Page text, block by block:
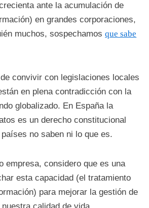
ante la acumulación de
en grandes corporaciones,
muchos, sospechamosque sabe
convivir con legislaciones locales
en plena contradicción con la
globalizado. En España la
es un derecho constitucional
no saben ni lo que es.
empresa, considero que es una
esta capacidad (el tratamiento
para mejorar la gestión de